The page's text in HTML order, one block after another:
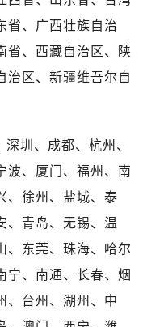
浙江省温州市鹿城区锦绣路1067号置信广场10层1015室卡地亚售后服务中心（需提前预约）
黑龙江省哈尔滨市道里区友谊西路600号富力中心T2座写字楼29层03室室卡地亚售后服务中心（需提前预约）
辽宁省大连市中山区人民路15号国际金融大厦7层G室卡地亚售后服务中心（需提前预约）
广东省佛山市禅城区季华五路57号万科金融中心C座12层1205室卡地亚售后服务中心（需提前预约）
江苏省南通市崇川区工农路57号圆融广场写字楼16层1603室卡地亚售后服务中心（需提前预约）
江苏省苏州市苏州工业园区 星港街199号苏州中心办公楼C座22层08室卡地亚售后服务中心（需提前预约）
福建省泉州市丰泽区宝洲路729号浦西万达中心写字楼A座7楼709室卡地亚售后服务中心（需提前预约）
山东省青岛市南区山东路6号华润大厦B座22层04室卡地亚售后服务中心（需提前预约）
山东省烟台市芝罘区胜利路139号万达金融中心A座907室卡地亚售后服务中心（需提前预约）
吉林省长春市朝阳区西安大路727号中银大厦A座(旺进大厦)18层09室卡地亚售后服务中心（需提前预约）
省、广西壮族自治
省、西藏自治区、陕
治区、新疆维吾尔自
圳、成都、杭州、
波、厦门、福州、南
、徐州、盐城、泰
、青岛、无锡、温
、东莞、珠海、哈尔
宁、南通、长春、烟
、台州、湖州、中